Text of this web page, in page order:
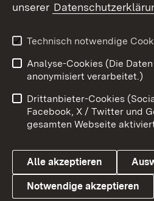
X / Twitter
Youtube
Link zum Landesportal
Benutzungshinweise
Datenschutz
unserer
Technisch notwendige
Analyse-Cookies (Die
anonymisiert verarbeitet.)
Drittanbieter-Cookies
Facebook, X / Twitter und
gesamten Webseite
Alle akzeptieren
Notwendige akzeptieren